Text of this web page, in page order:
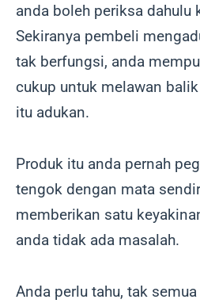
anda boleh periksa dahulu
Sekiranya pembeli
tak berfungsi, anda
cukup untuk melawan
itu adukan.
Produk itu anda pernah
tengok dengan mata
memberikan satu
anda tidak ada masalah.
Anda perlu tahu, tak